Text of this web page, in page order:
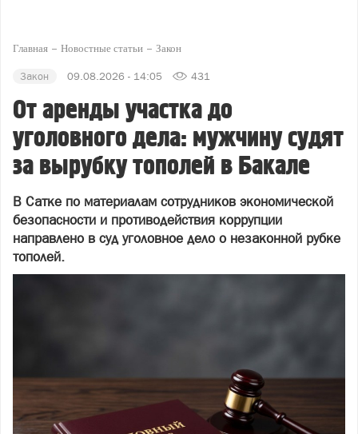
Главная Новостные статьи Закон
Закон 09.08.2026 - 14:05 431
От аренды участка до
уголовного дела: мужчину судят
за вырубку тополей в Бакале
В Сатке по материалам сотрудников экономической
безопасности и противодействия коррупции
направлено в суд уголовное дело о незаконной рубке
тополей.